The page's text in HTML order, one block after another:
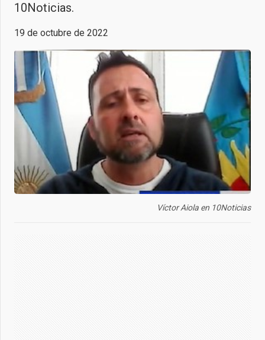
10Noticias.
19 de octubre de 2022
Víctor Aiola en 10Noticias